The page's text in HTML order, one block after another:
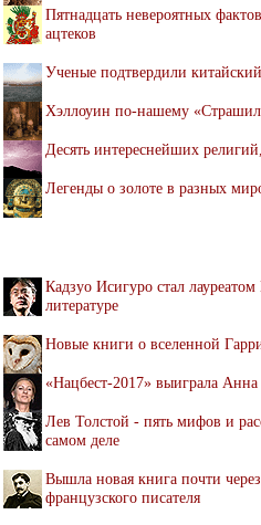
Пятнадцать невероятных
ацтеков
Ученые подтвердили
Хэллоуин по-нашему
Десять интереснейших
Легенды о золоте в разных
Кадзуо Исигуро стал
литературе
Новые книги о вселенной
«Нацбест-2017» выиграла
Лев Толстой - пять мифов и
самом деле
Вышла новая книга почти
французского писателя